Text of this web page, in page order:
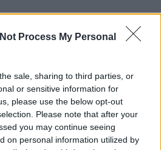
Process My Personal
sale, sharing to third parties, or
or sensitive information for
please use the below opt-out
Please note that after your
you may continue seeing
on personal information utilized by
Příbram
Středočeský kraj